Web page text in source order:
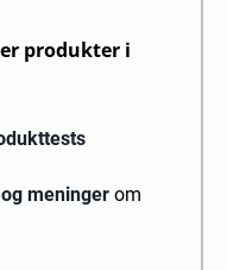
produkter i
meninger om